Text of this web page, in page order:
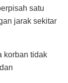
satu
jarak sekitar
korban tidak